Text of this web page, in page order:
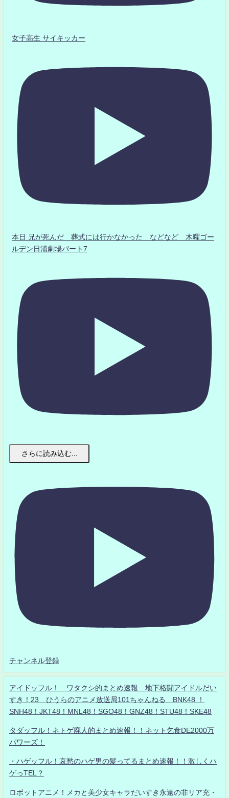
女子高生 サイキッカー
本日 兄が死んだ 葬式には行かなかった などなど 木曜ゴー
ルデン日浦劇場パート7
さらに読み込む...
チャンネル登録
アイドッフル！ ワタクシ的まとめ速報 地下格闘アイドルだい
すき！23 ひうらのアニメ放送局101ちゃんねる BNK48 ！
SNH48！JKT48！MNL48！SGO48！GNZ48！STU48！SKE48
タダッフル！ネトゲ廃人的まとめ速報！！ネット乞食DE2000万
パワーズ！
・ハゲッフル！哀愁のハゲ男の髪ってるまとめ速報！！激しくハ
ゲっTEL？
ロボットアニメ！メカと美少女キャラだいすき永遠の非リア充・